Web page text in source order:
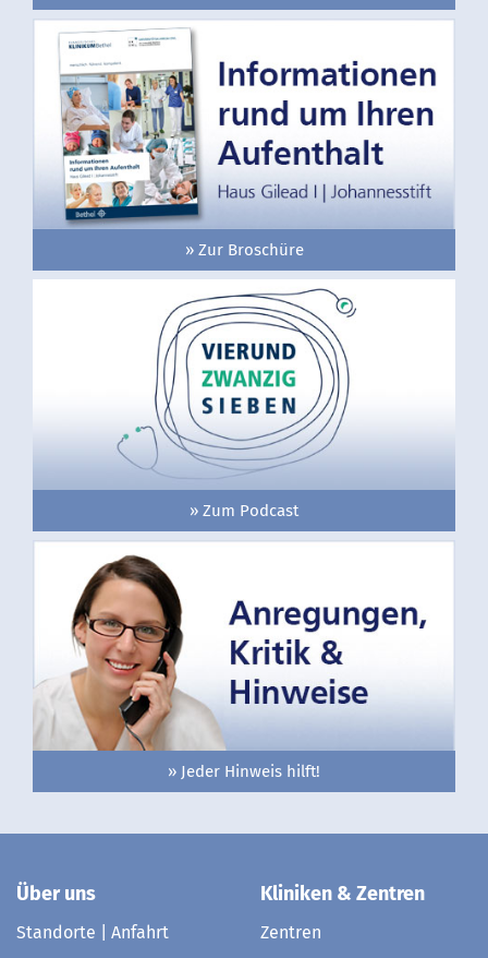
» Zur Broschüre
» Zum Podcast
» Jeder Hinweis hilft!
Über uns
Standorte | Anfahrt
Kliniken & Zentren
Zentren